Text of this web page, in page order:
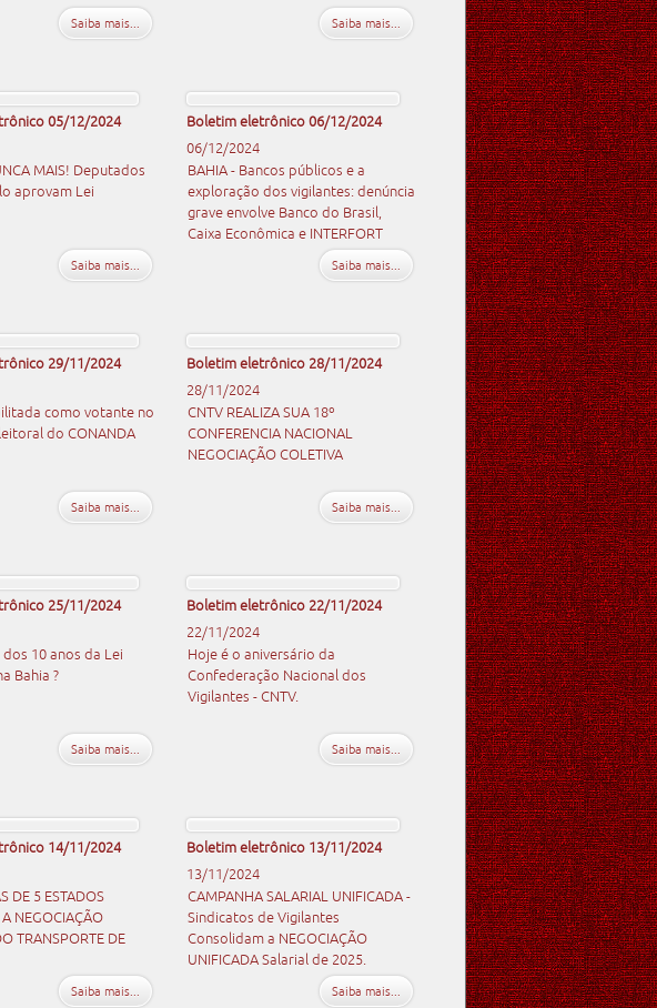
Saiba mais... Saiba mais...
05/12/2024
MAIS! Deputados
aprovam Lei
Saiba mais...
Boletim eletrônico 06/12/2024
06/12/2024
BAHIA - Bancos públicos e a
exploração dos vigilantes: denúncia
grave envolve Banco do Brasil,
Caixa Econômica e INTERFORT
Saiba mais...
29/11/2024
como votante no
do CONANDA
Saiba mais...
Boletim eletrônico 28/11/2024
28/11/2024
CNTV REALIZA SUA 18º
CONFERENCIA NACIONAL
NEGOCIAÇÃO COLETIVA
Saiba mais...
25/11/2024
10 anos da Lei
Bahia ?
Saiba mais...
Boletim eletrônico 22/11/2024
22/11/2024
Hoje é o aniversário da
Confederação Nacional dos
Vigilantes - CNTV.
Saiba mais...
14/11/2024
DE 5 ESTADOS
NEGOCIAÇÃO
TRANSPORTE DE
Saiba mais...
Boletim eletrônico 13/11/2024
13/11/2024
CAMPANHA SALARIAL UNIFICADA -
Sindicatos de Vigilantes
Consolidam a NEGOCIAÇÃO
UNIFICADA Salarial de 2025.
Saiba mais...